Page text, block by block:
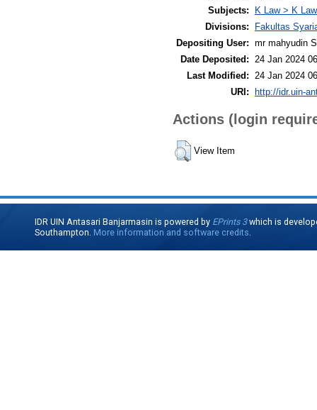
Subjects:
K Law > K
Divisions:
Fakultas
Depositing User: mr mahyudin
Date Deposited:
24 Jan 2024
Last Modified:
24 Jan 2024
URI: http://idr.uin-
Actions (login
View Item
IDR UIN Antasari Banjarmasin is powered by EPrints 3which is
Southampton. More information and software credits.